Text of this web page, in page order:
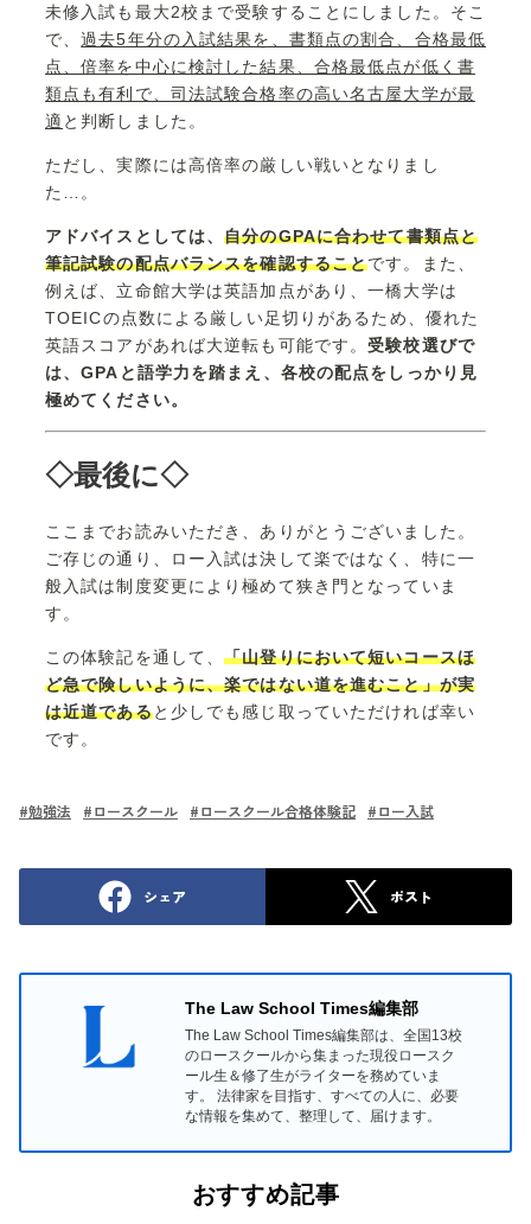
未修入試も最大2校まで受験することにしました。そこ
で、過去5年分の入試結果を、書類点の割合、合格最低
点、倍率を中心に検討した結果、合格最低点が低く書
類点も有利で、司法試験合格率の高い名古屋大学が最
適 と判断しました。
ただし、実際には高倍率の厳しい戦いとなりまし
た…。
アドバイスとしては、自分のGPAに合わせて書類点と
筆記試験の配点バランスを確認することです。また、
例えば、立命館大学は英語加点があり、一橋大学は
TOEICの点数による厳しい足切りがあるため、優れた
英語スコアがあれば大逆転も可能です。受験校選びで
は、GPAと語学力を踏まえ、各校の配点をしっかり見
極めてください。
◇最後に◇
ここまでお読みいただき、ありがとうございました。
ご存じの通り、ロー入試は決して楽ではなく、特に一
般入試は制度変更により極めて狭き門となっていま
す。
この体験記を通して、「山登りにおいて短いコースほ
ど急で険しいように、楽ではない道を進むこと」が実
は近道であると少しでも感じ取っていただければ幸い
です。
#勉強法 #ロースクール #ロースクール合格体験記 #ロー入試
シェア ポスト
The Law School Times編集部
The Law School Times編集部は、全国13校
のロースクールから集まった現役ロースク
ール生＆修了生がライターを務めていま
す。 法律家を目指す、すべての人に、必要
な情報を集めて、整理して、届けます。
おすすめ記事